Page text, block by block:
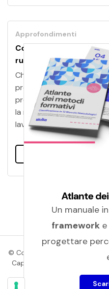
Approfondimenti
Come gestire il
ruolo della Mindfulness
Che cos'è la
promuoverla in azienda?
proporre le
la mindfulness nel
lavorano? Lo scopriremo
© Copyright 2026 Amicucci
Cap. Soc.: Euro 100.000,00
Privacy
Atlante
Un manuale
frameworke
progettare